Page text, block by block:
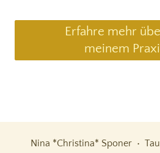
Erfahre mehr
meinem
Nina *Christina* Sponer •